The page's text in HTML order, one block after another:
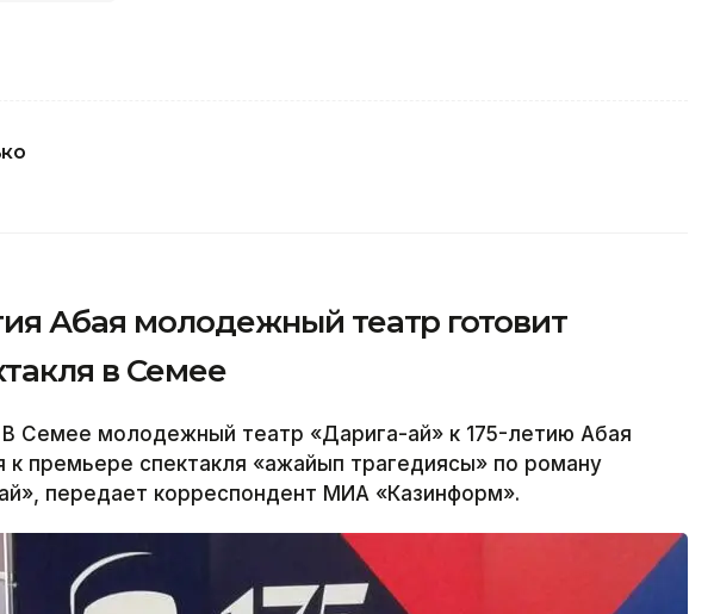
Абая молодежный театр готовит
в Семее
молодежный театр «Дарига-ай» к 175-летию Абая
к премьере спектакля «Ғажайып трагедиясы» по роману
передает корреспондент МИА «Казинформ».